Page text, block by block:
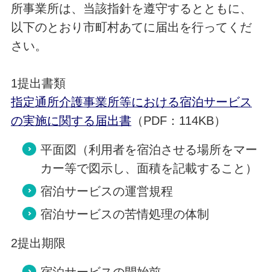
所事業所は、当該指針を遵守するとともに、
以下のとおり市町村あてに届出を行ってくだ
さい。
1提出書類
指定通所介護事業所等における宿泊サービス
の実施に関する届出書（PDF：114KB）
平面図（利用者を宿泊させる場所をマー
カー等で図示し、面積を記載すること）
宿泊サービスの運営規程
宿泊サービスの苦情処理の体制
2提出期限